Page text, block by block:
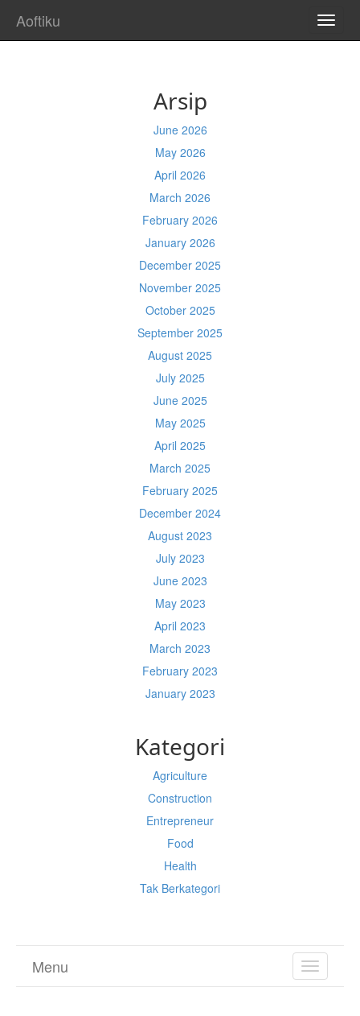
Aoftiku
Arsip
June 2026
May 2026
April 2026
March 2026
February 2026
January 2026
December 2025
November 2025
October 2025
September 2025
August 2025
July 2025
June 2025
May 2025
April 2025
March 2025
February 2025
December 2024
August 2023
July 2023
June 2023
May 2023
April 2023
March 2023
February 2023
January 2023
Kategori
Agriculture
Construction
Entrepreneur
Food
Health
Tak Berkategori
TOGGLE
Menu